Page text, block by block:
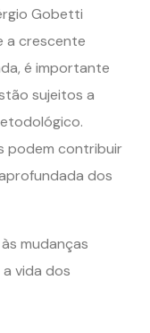
Gobetti
a crescente
é importante
sujeitos a
podem contribuir
dos
mudanças
vida dos